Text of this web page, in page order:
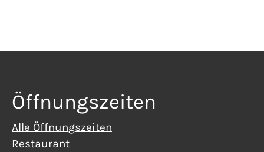
Öffnungszeiten
Alle Öffnungszeiten
Restaurant